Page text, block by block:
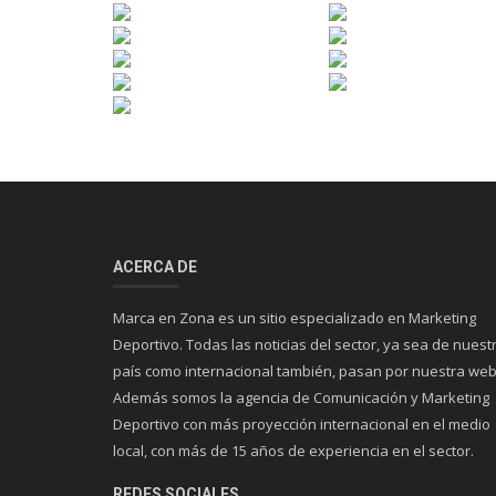
ACERCA DE
Marca en Zona es un sitio especializado en Marketing
Deportivo. Todas las noticias del sector, ya sea de
país como internacional también, pasan por nuestra
Además somos la agencia de Comunicación y Marketing
Deportivo con más proyección internacional en el medio
local, con más de 15 años de experiencia en el sector.